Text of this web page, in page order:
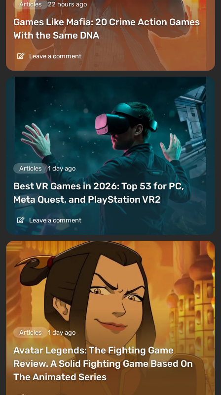
Articles 22 hours ago
Games Like Mafia: 20 Crime Action Games
With the Same DNA
Leave a comment
Articles 1 day ago
Best VR Games in 2026: Top 53 for PC,
Meta Quest, and PlayStation VR2
Leave a comment
Articles 1 day ago
Avatar Legends: The Fighting Game
Review. A Solid Fighting Game Based On
The Animated Series